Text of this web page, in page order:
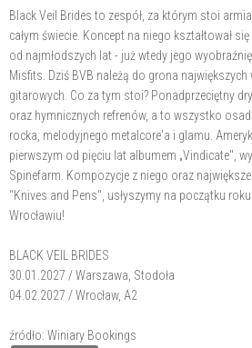
Black Veil Brides to zespół, za którym stoi
całym świecie. Koncept na niego kształtował
od najmłodszych lat - już wtedy jego
Misfits. Dziś BVB należą do grona największych
gitarowych. Co za tym stoi? Ponadprzeciętny
oraz hymnicznych refrenów, a to wszystko
rocka, melodyjnego metalcore'a i glamu.
pierwszym od pięciu lat albumem „Vindicate",
Spinefarm. Kompozycje z niego oraz
"Knives and Pens", usłyszymy na początku
Wrocławiu!
BLACK VEIL BRIDES
30.01.2027 / Warszawa, Stodoła
04.02.2027 / Wrocław, A2
źródło: Winiary Bookings